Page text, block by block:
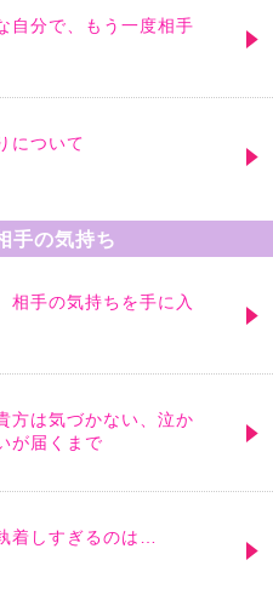
自分で、もう一度相手
について
手の気持ち
相手の気持ちを手に入
方は気づかない、泣か
が届くまで
着しすぎるのは…